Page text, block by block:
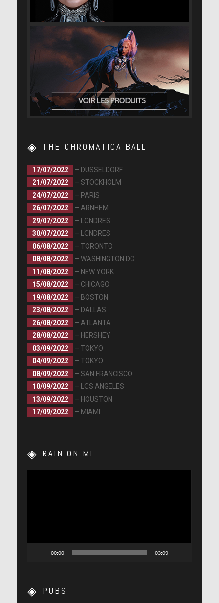
THE CHROMATICA BALL
17/07/2022
– DÜSSELDORF
21/07/2022
– STOCKHOLM
24/07/2022
– PARIS
26/07/2022
– ARNHEM
29/07/2022
– LONDRES
30/07/2022
– LONDRES
06/08/2022
– TORONTO
08/08/2022
– WASHINGTON DC
11/08/2022
– NEW YORK
15/08/2022
– CHICAGO
19/08/2022
– BOSTON
23/08/2022
– DALLAS
26/08/2022
– ATLANTA
28/08/2022
– HERSHEY
03/09/2022
– TOKYO
04/09/2022
– TOKYO
08/09/2022
– SAN FRANCISCO
10/09/2022
– LOS ANGELES
13/09/2022
– HOUSTON
17/09/2022
– MIAMI
RAIN ON ME
00:00 03:09
PUBS